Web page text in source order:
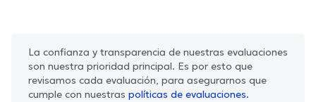
La confianza y transparencia de nuestras evaluaciones
son nuestra prioridad principal. Es por esto que
revisamos cada evaluación, para asegurarnos que
cumple con nuestras políticas de evaluaciones.